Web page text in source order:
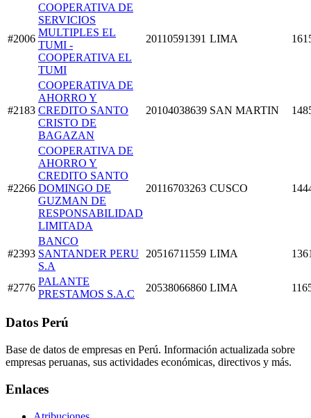
#2006
COOPERATIVA DE
SERVICIOS
MULTIPLES EL
TUMI -
COOPERATIVA EL
TUMI
20110591391 LIMA
#2183
COOPERATIVA DE
AHORRO Y
CREDITO SANTO
CRISTO DE
BAGAZAN
20104038639 SAN MARTIN
#2266
COOPERATIVA DE
AHORRO Y
CREDITO SANTO
DOMINGO DE
GUZMAN DE
RESPONSABILIDAD
LIMITADA
20116703263 CUSCO
#2393
BANCO
SANTANDER PERU
S.A
20516711559 LIMA
#2776
PALANTE
PRESTAMOS S.A.C
20538066860 LIMA
Datos Perú
Base de datos de empresas en Perú. Información actualizada sobre
empresas peruanas, sus actividades económicas, directivos y más.
Enlaces